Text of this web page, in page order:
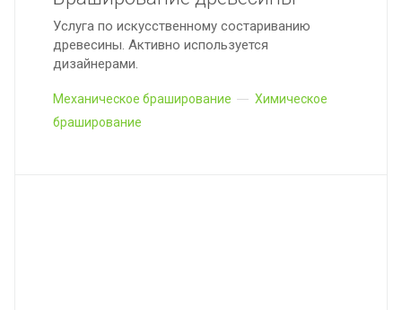
Услуга по искусственному состариванию
древесины. Активно используется
дизайнерами.
Механическое браширование
Химическое
браширование